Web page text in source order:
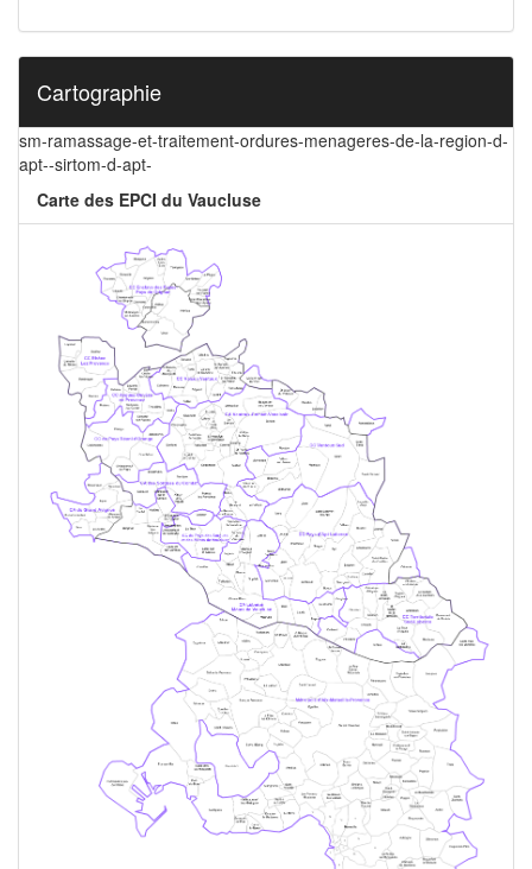
Cartographie
sm-ramassage-et-traitement-ordures-menageres-de-la-region-d-
apt--sirtom-d-apt-
Carte des EPCI du Vaucluse